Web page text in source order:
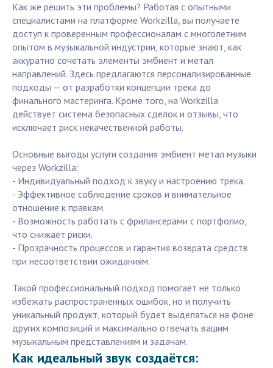
Как же решить эти проблемы? Работая с опытными
специалистами на платформе Workzilla, вы получаете
доступ к проверенным профессионалам с многолетним
опытом в музыкальной индустрии, которые знают, как
аккуратно сочетать элементы эмбиент и метал
направлений. Здесь предлагаются персонализированные
подходы — от разработки концепции трека до
финального мастеринга. Кроме того, на Workzilla
действует система безопасных сделок и отзывы, что
исключает риск некачественной работы.
Основные выгоды услуги создания эмбиент метал музыки
через Workzilla:
- Индивидуальный подход к звуку и настроению трека.
- Эффективное соблюдение сроков и внимательное
отношение к правкам.
- Возможность работать с фрилансерами с портфолио,
что снижает риски.
- Прозрачность процессов и гарантия возврата средств
при несоответствии ожиданиям.
Такой профессиональный подход помогает не только
избежать распространенных ошибок, но и получить
уникальный продукт, который будет выделяться на фоне
других композиций и максимально отвечать вашим
музыкальным представлениям и задачам.
Как идеальный звук создаётся: